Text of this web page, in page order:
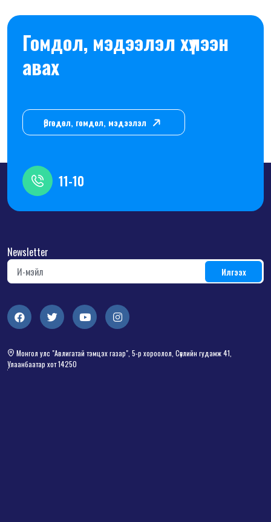
Гомдол, мэдээлэл хүлээн
авах
Өргөдөл, гомдол, мэдээлэл
11-10
Newsletter
Монгол улс "Авлигатай тэмцэх газар", 5-р хороолол, Сөүлийн гудамж 41,
Улаанбаатар хот 14250